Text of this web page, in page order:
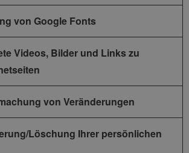
von Google Fonts
Videos, Bilder und Links zu
von Veränderungen
Löschung Ihrer persönlichen